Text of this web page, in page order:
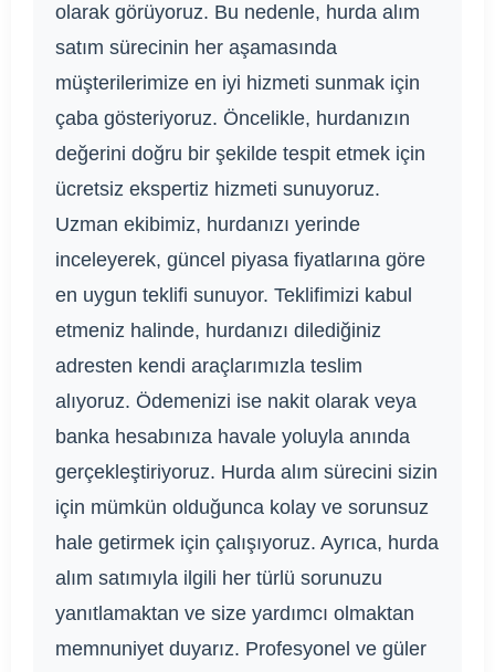
olarak görüyoruz. Bu nedenle, hurda alım
satım sürecinin her aşamasında
müşterilerimize en iyi hizmeti sunmak için
çaba gösteriyoruz. Öncelikle, hurdanızın
değerini doğru bir şekilde tespit etmek için
ücretsiz ekspertiz hizmeti sunuyoruz.
Uzman ekibimiz, hurdanızı yerinde
inceleyerek, güncel piyasa fiyatlarına göre
en uygun teklifi sunuyor. Teklifimizi kabul
etmeniz halinde, hurdanızı dilediğiniz
adresten kendi araçlarımızla teslim
alıyoruz. Ödemenizi ise nakit olarak veya
banka hesabınıza havale yoluyla anında
gerçekleştiriyoruz. Hurda alım sürecini sizin
için mümkün olduğunca kolay ve sorunsuz
hale getirmek için çalışıyoruz. Ayrıca, hurda
alım satımıyla ilgili her türlü sorunuzu
yanıtlamaktan ve size yardımcı olmaktan
memnuniyet duyarız. Profesyonel ve güler